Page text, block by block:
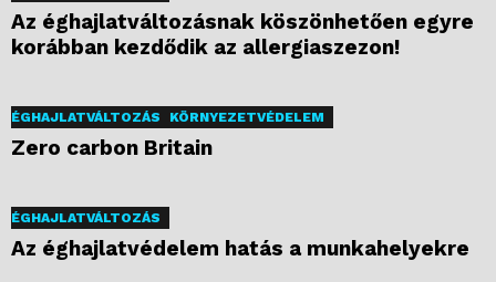
Az éghajlatváltozásnak köszönhetően egyre
korábban kezdődik az allergiaszezon!
ÉGHAJLATVÁLTOZÁS KÖRNYEZETVÉDELEM
Zero carbon Britain
ÉGHAJLATVÁLTOZÁS
Az éghajlatvédelem hatás a munkahelyekre